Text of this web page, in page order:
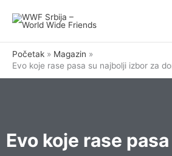
Početak
Magazin
Evo koje rase pasa su najbolji izbor za
Evo koje rase